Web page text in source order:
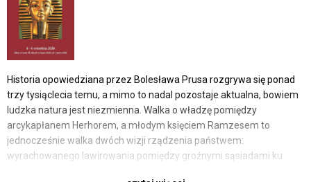
Historia opowiedziana przez Bolesława Prusa rozgrywa się ponad
trzy tysiąclecia temu, a mimo to nadal pozostaje aktualna, bowiem
ludzka natura jest niezmienna. Walka o władzę pomiędzy
arcykapłanem Herhorem, a młodym księciem Ramzesem to
jednocześnie walka dwóch wizji rządzenia państwem:
wyrachowanego lawirowania pomiędzy groźnymi sąsiadami ku